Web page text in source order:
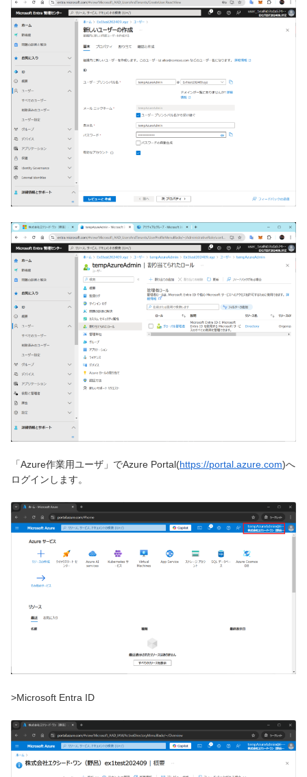
「Azure作業用ユーザ」でAzure Portal(https://portal.azure.com)へ
ログインします。
>Microsoft Entra ID